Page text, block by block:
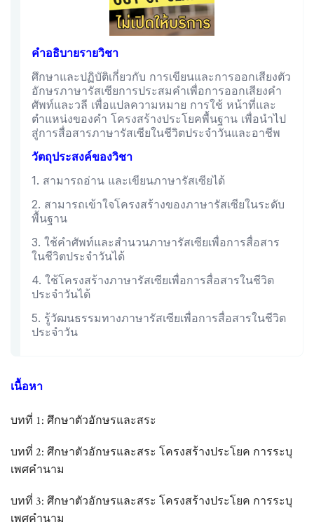
คำอธิบายรายวิชา
ศึกษาและปฏิบัติเกี่ยวกับ การเขียนและการออกเสียงตัว
อักษรภาษารัสเซียการประสมคำเพื่อการออกเสียงคำ
ศัพท์และวลี เพื่อแปลความหมาย การใช้ หน้าที่และ
ตำแหน่งของคำ โครงสร้างประโยคพื้นฐาน เพื่อนำไป
สู่การสื่อสารภาษารัสเซียในชีวิตประจำวันและอาชีพ
วัตถุประสงค์ของวิชา
1. สามารถอ่าน และเขียนภาษารัสเซียได้
2. สามารถเข้าใจโครงสร้างของภาษารัสเซียในระดับ
พื้นฐาน
3. ใช้คำศัพท์และสำนวนภาษารัสเซียเพื่อการสื่อสาร
ในชีวิตประจำวันได้
4. ใช้โครงสร้างภาษารัสเซียเพื่อการสื่อสารในชีวิต
ประจำวันได้
5. รู้วัฒนธรรมทางภาษารัสเซียเพื่อการสื่อสารในชีวิต
ประจำวัน
เนื้อหา
บทที่ 1: ศึกษาตัวอักษรและสระ
บทที่ 2: ศึกษาตัวอักษรและสระ โครงสร้างประโยค การระบุ
เพศคำนาม
บทที่ 3: ศึกษาตัวอักษรและสระ โครงสร้างประโยค การระบุ
เพศคำนาม